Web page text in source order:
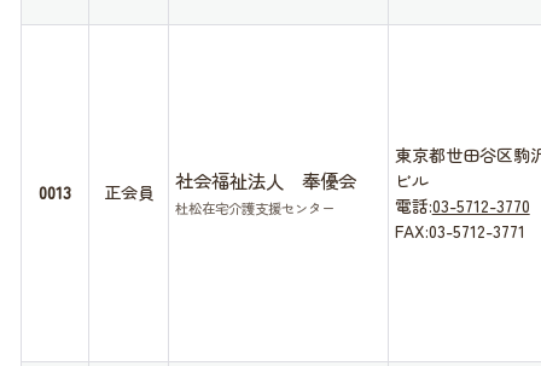
0013 正会員 社会福祉法人 奉優会
杜松在宅介護支援センター
東京都世田谷区駒
ビル
電話:03-5712-3770
FAX:03-5712-3771